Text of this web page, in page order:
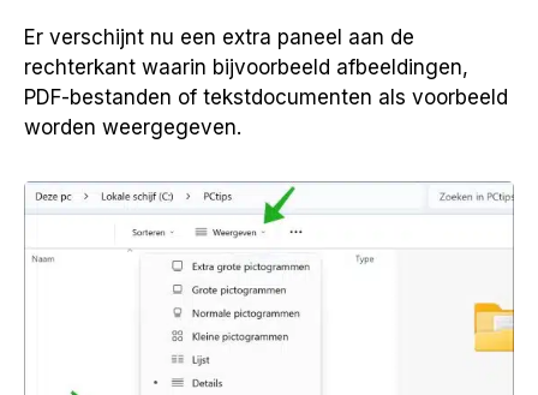
Er verschijnt nu een extra paneel aan de
rechterkant waarin bijvoorbeeld afbeeldingen,
PDF-bestanden of tekstdocumenten als voorbeeld
worden weergegeven.